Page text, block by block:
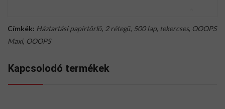
Címkék: Háztartási papírtörlő, 2 rétegű, 500 lap, tekercses, OOOPS
Maxi, OOOPS
Kapcsolodó termékek